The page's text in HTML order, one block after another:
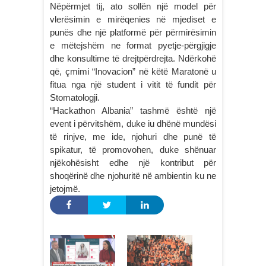
Nëpërmjet tij, ato sollën një model për
vlerësimin e mirëqenies në mjediset e
punës dhe një platformë për përmirësimin
e mëtejshëm ne format pyetje-përgjigje
dhe konsultime të drejtpërdrejta. Ndërkohë
që, çmimi “Inovacion” në këtë Maratonë u
fitua nga një student i vitit të fundit për
Stomatologji.
“Hackathon Albania” tashmë është një
event i përvitshëm, duke iu dhënë mundësi
të rinjve, me ide, njohuri dhe punë të
spikatur, të promovohen, duke shënuar
njëkohësisht edhe një kontribut për
shoqërinë dhe njohuritë në ambientin ku ne
jetojmë.